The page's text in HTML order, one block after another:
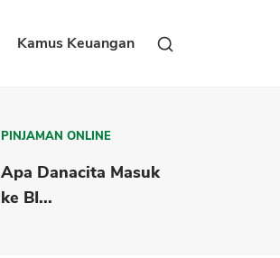
Kamus Keuangan
PINJAMAN ONLINE
Apa Danacita Masuk
ke BI...